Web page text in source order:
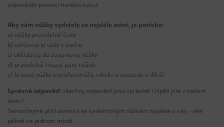
odpovědět pomocí malého kvízu!
Aby vám nůžky vydržely co nejdéle ostré, je potřeba:
a) nůžky pravidelně čistit
b) udržovat je vždy v suchu
c) ukládat je do stojanu na nůžky
d) pravidelně mazat pant nůžek
e) brousit nůžky u profesionálů, nikoliv u souseda v dílně!
Správná odpověď: všechny odpovědi jsou správně! Uspěli jste v našem
testu?
Samozřejmě příslušenství ke kadeřnickým nůžkám najdete u nás – vše
pěkně na jednom místě.